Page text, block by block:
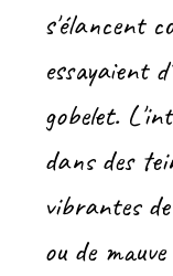
s'élancent
essayaient
gobelet.
dans des
vibrantes
ou de